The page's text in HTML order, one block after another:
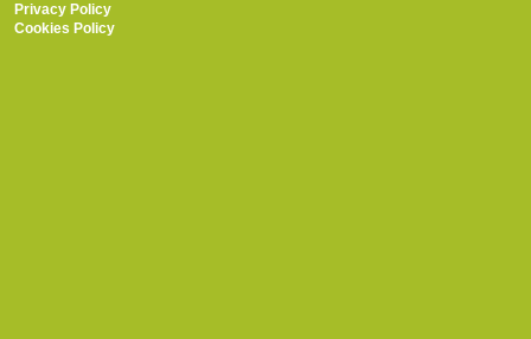
Privacy Policy
Cookies Policy